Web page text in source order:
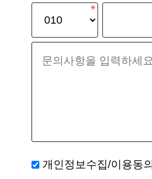
개인정보수집/이용동의